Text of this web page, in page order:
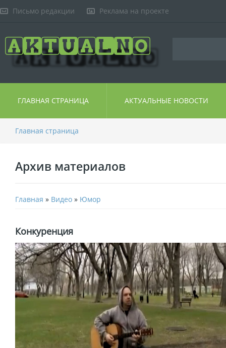
Письмо редакции Реклама на проекте
ГЛАВНАЯ СТРАНИЦА АКТУАЛЬНЫЕ НОВОСТИ
Главная страница
Архив материалов
Главная » Видео » Юмор
Конкуренция